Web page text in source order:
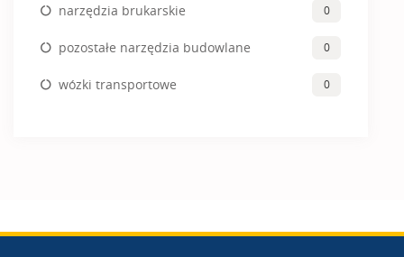
narzędzia brukarskie 0
pozostałe narzędzia budowlane 0
wózki transportowe 0